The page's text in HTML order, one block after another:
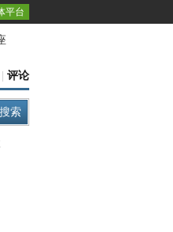
平台
评论